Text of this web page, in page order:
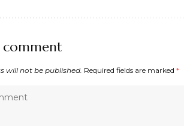
comment
will not be published. Required fields are marked *